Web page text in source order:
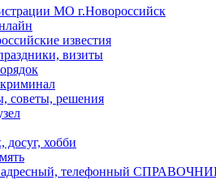
МО г.Новороссийск
известия
визиты
решения
досуг, хобби
телефонный